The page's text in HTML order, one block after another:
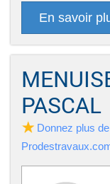
En savoir
PASCAL
Donnez plus